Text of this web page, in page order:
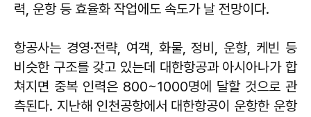
력, 운항 등 효율화 작업에도 속도가 날 전망이다.
항공사는 경영·전략, 여객, 화물, 정비, 운항, 케빈 등
비슷한 구조를 갖고 있는데 대한항공과 아시아나가 합
쳐지면 중복 인력은 800~1000명에 달할 것으로 관
측된다. 지난해 인천공항에서 대한항공이 운항한 운항